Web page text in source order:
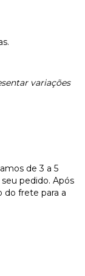
variações
de 3 a 5
pedido. Após
do frete para a